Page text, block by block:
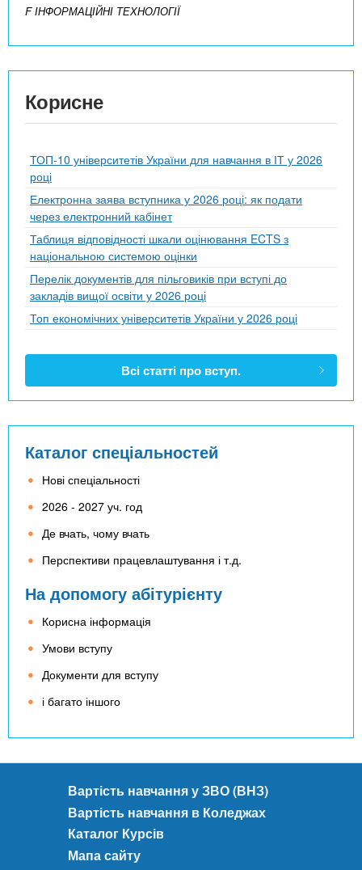
F ІНФОРМАЦІЙНІ ТЕХНОЛОГІЇ
Корисне
ТОП-10 університетів України для навчання в ІТ у 2026
році
Електронна заява вступника у 2026 році: як подати
через електронний кабінет
Таблиця відповідності шкали оцінювання ECTS з
національною системою оцінки
Перелік документів для пільговиків при вступі до
закладів вищої освіти у 2026 році
Топ економічних університетів України у 2026 році
Всі статті про вступ.
Каталог спеціальностей
Нові спеціальності
2026 - 2027 уч. год
Де вчать, чому вчать
Перспективи працевлаштування і т.д.
На допомогу абітурієнту
Корисна інформація
Умови вступу
Документи для вступу
і багато іншого
Вартість навчання у ЗВО (ВНЗ)
Вартість навчання в Коледжах
Каталог Курсів
Мапа сайту